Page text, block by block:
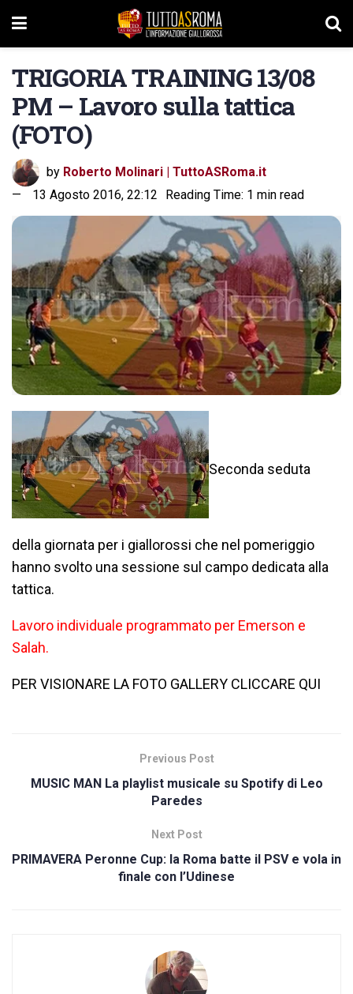
TRIGORIA TRAINING 13/08
PM – Lavoro sulla tattica
(FOTO)
by Roberto Molinari | TuttoASRoma.it
13 Agosto 2016, 22:12
Reading Time: 1 min read
Seconda seduta
della giornata per i giallorossi che nel pomeriggio
hanno svolto una sessione sul campo dedicata alla
tattica.
Lavoro individuale programmato per Emerson e
Salah.
PER VISIONARE LA FOTO GALLERY CLICCARE QUI
Previous Post
MUSIC MAN La playlist musicale su Spotify di Leo
Paredes
Next Post
PRIMAVERA Peronne Cup: la Roma batte il PSV e vola in
finale con l’Udinese